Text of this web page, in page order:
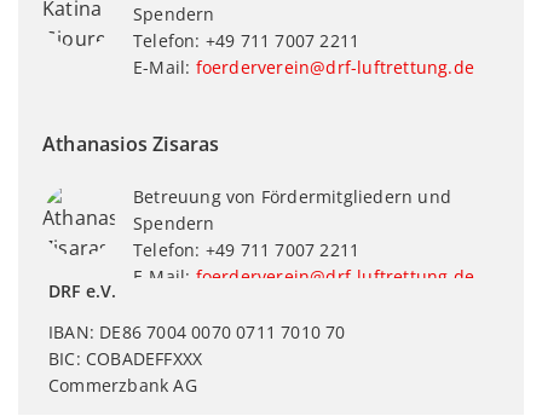
Spendern
Telefon: +49 711 7007 2211
E-Mail: foerderverein@drf-luftrettung.de
Athanasios Zisaras
Betreuung von Fördermitgliedern und
Spendern
Telefon: +49 711 7007 2211
E-Mail: foerderverein@drf-luftrettung.de
DRF e.V.
IBAN: DE86 7004 0070 0711 7010 70
BIC: COBADEFFXXX
Commerzbank AG